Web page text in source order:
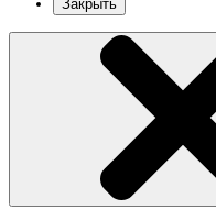
Закрыть